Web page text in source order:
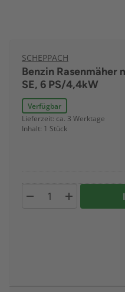
SCHEPPACH
Benzin Rasenmäher
SE, 6 PS/4,4kW
Verfügbar
Lieferzeit: ca. 3 Werktage
Inhalt: 1 Stück